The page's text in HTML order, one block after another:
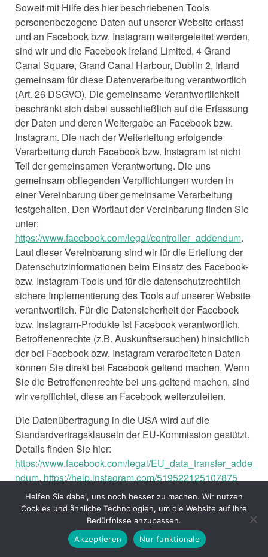
Soweit mit Hilfe des hier beschriebenen Tools
personenbezogene Daten auf unserer Website erfasst
und an Facebook bzw. Instagram weitergeleitet werden,
sind wir und die Facebook Ireland Limited, 4 Grand
Canal Square, Grand Canal Harbour, Dublin 2, Irland
gemeinsam für diese Datenverarbeitung verantwortlich
(Art. 26 DSGVO). Die gemeinsame Verantwortlichkeit
beschränkt sich dabei ausschließlich auf die Erfassung
der Daten und deren Weitergabe an Facebook bzw.
Instagram. Die nach der Weiterleitung erfolgende
Verarbeitung durch Facebook bzw. Instagram ist nicht
Teil der gemeinsamen Verantwortung. Die uns
gemeinsam obliegenden Verpflichtungen wurden in
einer Vereinbarung über gemeinsame Verarbeitung
festgehalten. Den Wortlaut der Vereinbarung finden Sie
unter:
https://www.facebook.com/legal/controller_addendum.
Laut dieser Vereinbarung sind wir für die Erteilung der
Datenschutzinformationen beim Einsatz des Facebook-
bzw. Instagram-Tools und für die datenschutzrechtlich
sichere Implementierung des Tools auf unserer Website
verantwortlich. Für die Datensicherheit der Facebook
bzw. Instagram-Produkte ist Facebook verantwortlich.
Betroffenenrechte (z.B. Auskunftsersuchen) hinsichtlich
der bei Facebook bzw. Instagram verarbeiteten Daten
können Sie direkt bei Facebook geltend machen. Wenn
Sie die Betroffenenrechte bei uns geltend machen, sind
wir verpflichtet, diese an Facebook weiterzuleiten.
Die Datenübertragung in die USA wird auf die
Standardvertragsklauseln der EU-Kommission gestützt.
Details finden Sie hier:
https://www.facebook.com/legal/EU_data_transfer_adde
ndum, https://help.instagram.com/519522125107875
undhttps://de-
de.facebook.com/help/566994660333381.
Weitere Informationen hierzu finden Sie in der
Datenschutzerklärung von Instagram:
Helfen Sie dabei, uns noch besser zu machen. Wir nutzen
Cookies und ähnliche Technologien, um die Website auf Ihre
Bedürfnisse anzupassen.
Akzeptieren
Nur funktionale